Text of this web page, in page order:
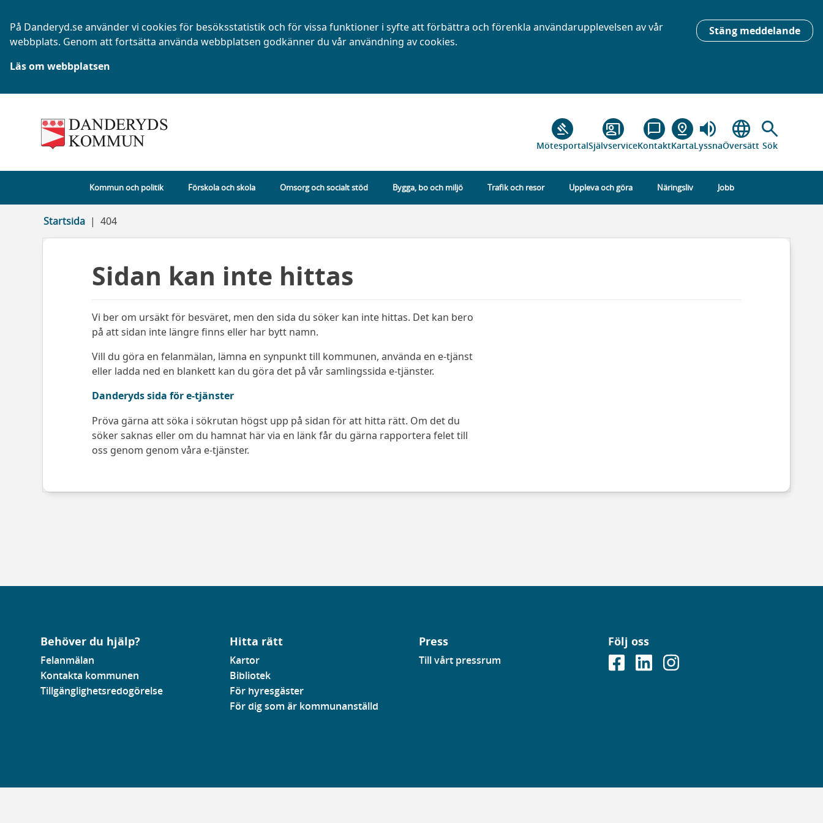
Stäng meddelande
På Danderyd.se använder vi cookies för besöksstatistik och för vissa funktioner i syfte att förbättra och förenkla användarupplevelsen av vår
webbplats. Genom att fortsätta använda webbplatsen godkänner du vår användning av cookies.
Läs om webbplatsen
gavel
Mötesportal
co_present
Självservice
chat_bubble_outline
Kontakt
pin_drop
Karta
volume_up
Lyssna
language
Översätt
search
Sök
Kommun och politik Förskola och skola Omsorg och socialt stöd Bygga, bo och miljö Trafik och resor Uppleva och göra Näringsliv Jobb
Startsida 404
Sidan kan inte hittas
Vi ber om ursäkt för besväret, men den sida du söker kan inte hittas. Det kan bero
på att sidan inte längre finns eller har bytt namn.
Vill du göra en felanmälan, lämna en synpunkt till kommunen, använda en e-tjänst
eller ladda ned en blankett kan du göra det på vår samlingssida e-tjänster.
Danderyds sida för e-tjänster
Pröva gärna att söka i sökrutan högst upp på sidan för att hitta rätt. Om det du
söker saknas eller om du hamnat här via en länk får du gärna rapportera felet till
oss genom genom våra e-tjänster.
Behöver du hjälp?
Felanmälan
Kontakta kommunen
Tillgänglighetsredogörelse
Hitta rätt
Kartor
Bibliotek
För hyresgäster
För dig som är kommunanställd
Press
Till vårt pressrum
Följ oss